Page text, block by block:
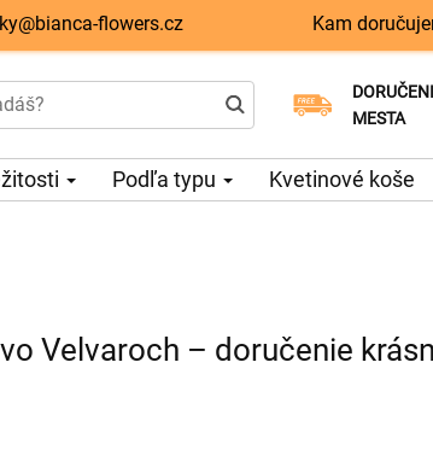
flowers.cz Kam
MESTA
Doručenie
Vyberte si
Podľa typu Kvetinové koše
Velvaroch – doručenie